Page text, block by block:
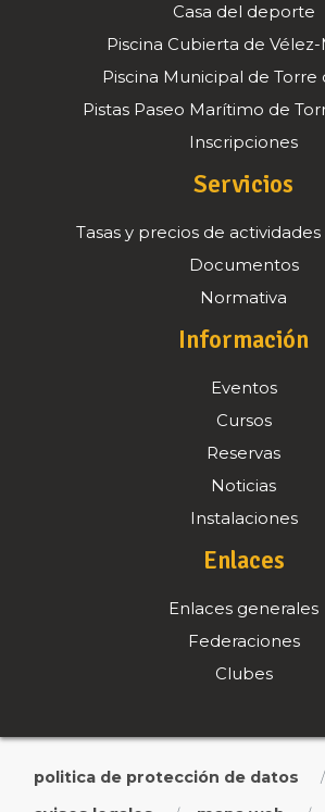
Casa del deporte
Piscina Cubierta de
Piscina Municipal de Torre
Pistas Paseo Marítimo de
Inscripciones
Servicios
Tasas y precios de
Documentos
Normativa
Información
Eventos
Cursos
Reservas
Noticias
Instalaciones
Enlaces
Enlaces generales
Federaciones
Clubes
politica de protección de datos /